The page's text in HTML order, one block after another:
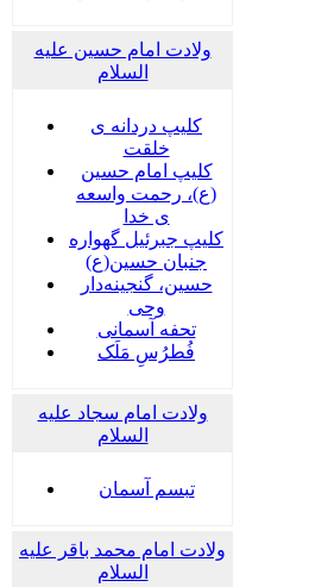
ولادت امام حسین علیه
السلام
کلیپ دردانه ی
خلقت
کلیپ امام حسین
(ع)، رحمت واسعه
ی خدا
کلیپ جبرئیل گهواره
جنبان حسین(ع)
حسین، گنجینه‌دار
وحی
تحفه آسمانی
فُطرُسِ مَلَک
ولادت امام سجاد علیه
السلام
تبسم آسمان
ولادت امام محمد باقر علیه
السلام